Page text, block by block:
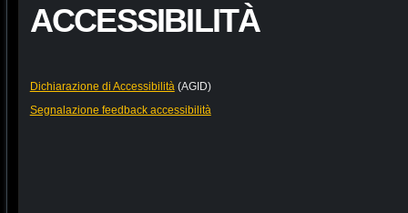
ACCESSIBILITÀ
Dichiarazione di Accessibilità (AGID)
Segnalazione feedback accessibilità